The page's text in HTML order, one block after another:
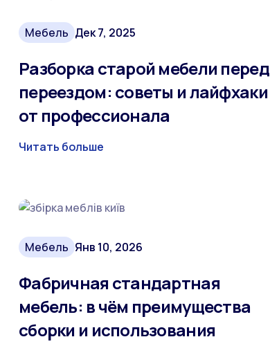
Мебель Дек 7, 2025
Разборка старой мебели перед
переездом: советы и лайфхаки
от профессионала
Читать больше
Мебель Янв 10, 2026
Фабричная стандартная
мебель: в чём преимущества
сборки и использования